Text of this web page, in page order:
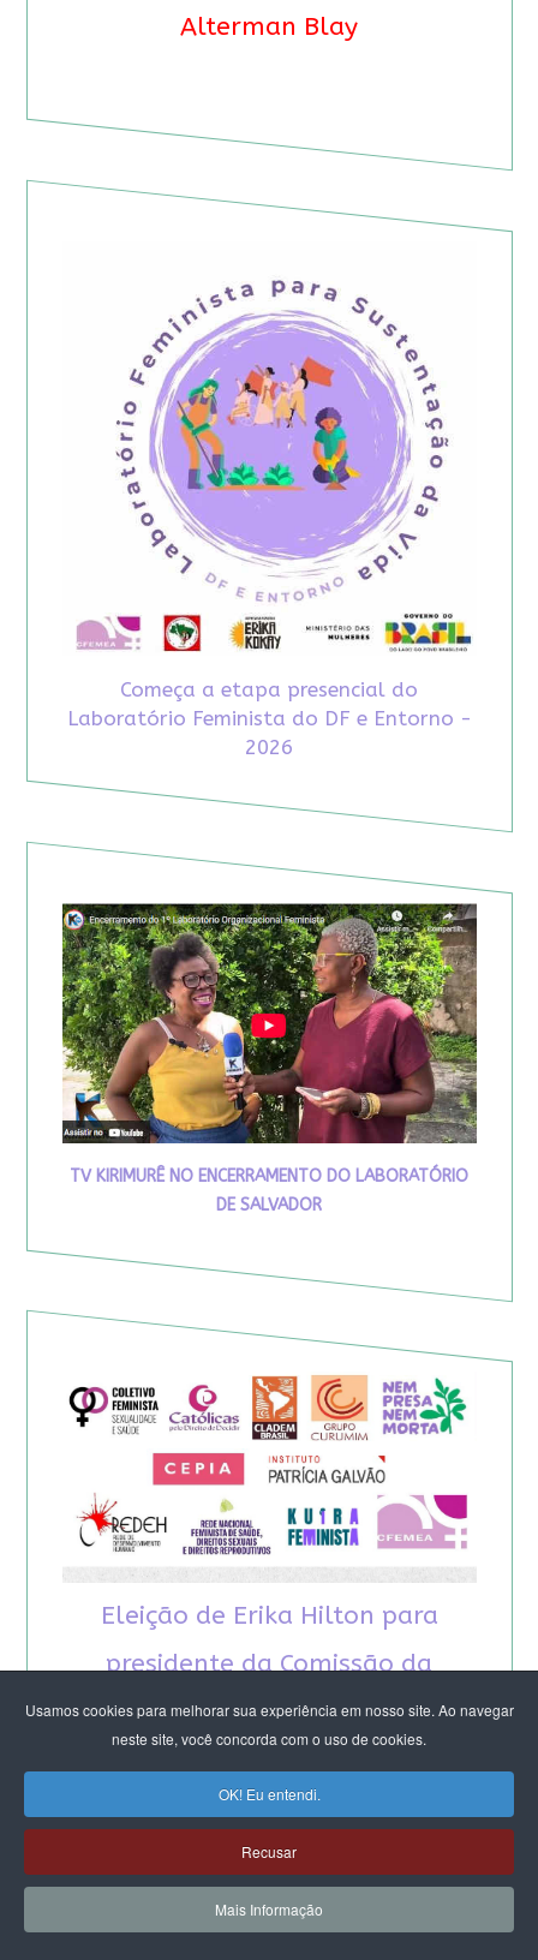
Usamos cookies para melhorar sua experiência em nosso site. Ao navegar
neste site, você concorda com o uso de cookies.
OK! Eu entendi.
Recusar
Mais Informação
Alterman Blay
Começa a etapa presencial do
Laboratório Feminista do DF e Entorno -
2026
TV KIRIMURÊ NO ENCERRAMENTO DO LABORATÓRIO
DE SALVADOR
Eleição de Erika Hilton para
presidente da Comissão da
Mulher é um fato importante